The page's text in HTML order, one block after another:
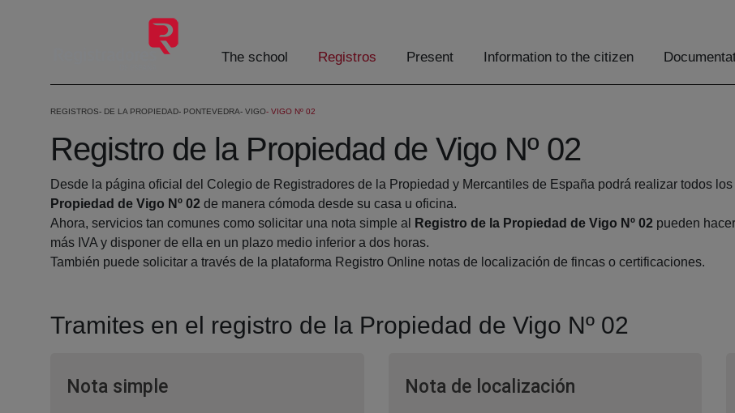
The school Registros Present Information to the citizen
REGISTROS DE LA PROPIEDAD PONTEVEDRA VIGO VIGO Nº 02
Registro de la Propiedad de Vigo Nº 02
Desde la página oficial del Colegio de Registradores de la Propiedad y Mercantiles de España podrá realizar todos
Propiedad de Vigo Nº 02 de manera cómoda desde su casa u oficina.
Ahora, servicios tan comunes como solicitar una nota simple al
Registro de la Propiedad de Vigo Nº 02 pueden
más IVA y disponer de ella en un plazo medio inferior a dos horas.
También puede solicitar a través de la plataforma Registro Online notas de localización de fincas o certificaciones.
Tramites en el registro de la Propiedad de Vigo Nº 02
Nota simpleVentana nueva Nota de localizaciónVentana nueva